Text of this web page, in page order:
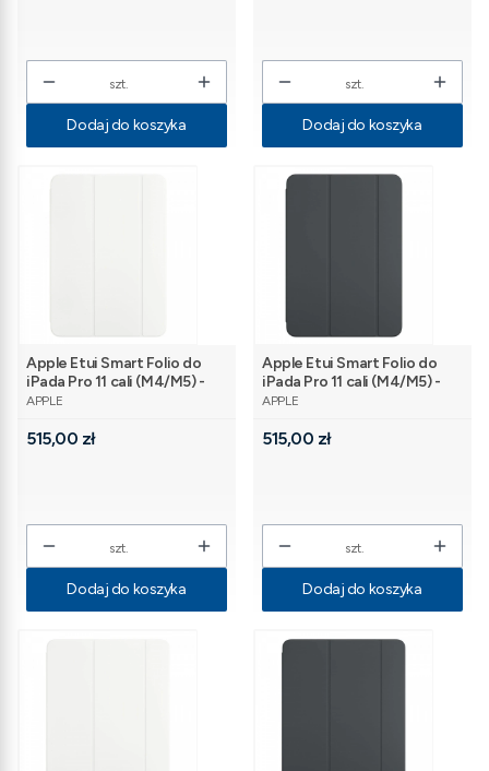
szt.
Dodaj do koszyka
szt.
Dodaj do koszyka
Apple Etui Smart Folio do
iPada Pro 11 cali (M4/M5) -
białe
PRODUCENT
APPLE
Cena
515,00 zł
szt.
Dodaj do koszyka
Apple Etui Smart Folio do
iPada Pro 11 cali (M4/M5) -
czarne
PRODUCENT
APPLE
Cena
515,00 zł
szt.
Dodaj do koszyka